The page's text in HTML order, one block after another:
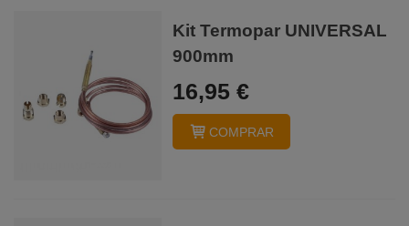
Kit Termopar UNIVERSAL
900mm
16,95 €
COMPRAR